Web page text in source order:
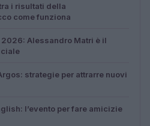
i risultati della
come funziona
Alessandro Matri è il
strategie per attrarre nuovi
l’evento per fare amicizie